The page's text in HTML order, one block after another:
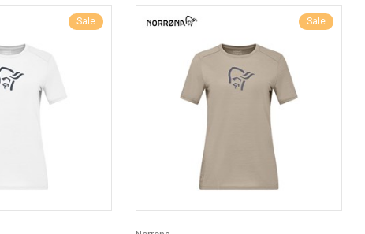
Sale Sale